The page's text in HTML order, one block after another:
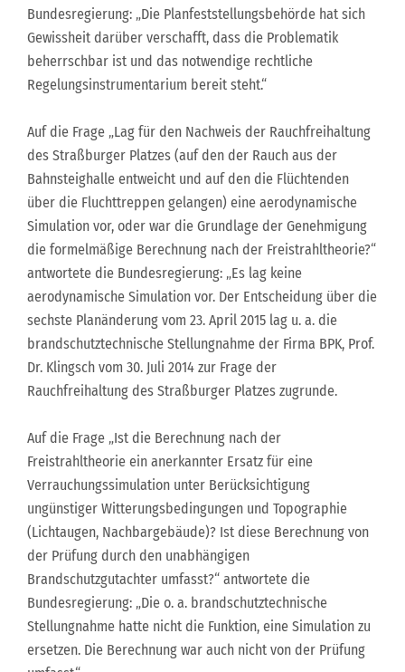
Bundesregierung: „Die Planfeststellungsbehörde hat sich
Gewissheit darüber verschafft, dass die Problematik
beherrschbar ist und das notwendige rechtliche
Regelungsinstrumentarium bereit steht.“
Auf die Frage „Lag für den Nachweis der Rauchfreihaltung
des Straßburger Platzes (auf den der Rauch aus der
Bahnsteighalle entweicht und auf den die Flüchtenden
über die Fluchttreppen gelangen) eine aerodynamische
Simulation vor, oder war die Grundlage der Genehmigung
die formelmäßige Berechnung nach der Freistrahltheorie?“
antwortete die Bundesregierung: „Es lag keine
aerodynamische Simulation vor. Der Entscheidung über die
sechste Planänderung vom 23. April 2015 lag u. a. die
brandschutztechnische Stellungnahme der Firma BPK, Prof.
Dr. Klingsch vom 30. Juli 2014 zur Frage der
Rauchfreihaltung des Straßburger Platzes zugrunde.
Auf die Frage „Ist die Berechnung nach der
Freistrahltheorie ein anerkannter Ersatz für eine
Verrauchungssimulation unter Berücksichtigung
ungünstiger Witterungsbedingungen und Topographie
(Lichtaugen, Nachbargebäude)? Ist diese Berechnung von
der Prüfung durch den unabhängigen
Brandschutzgutachter umfasst?“ antwortete die
Bundesregierung: „Die o. a. brandschutztechnische
Stellungnahme hatte nicht die Funktion, eine Simulation zu
ersetzen. Die Berechnung war auch nicht von der Prüfung